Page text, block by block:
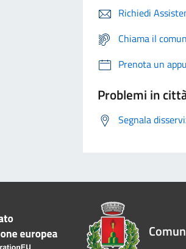
Richiedi
Chiama il
Prenota un
Problemi in
Segnala